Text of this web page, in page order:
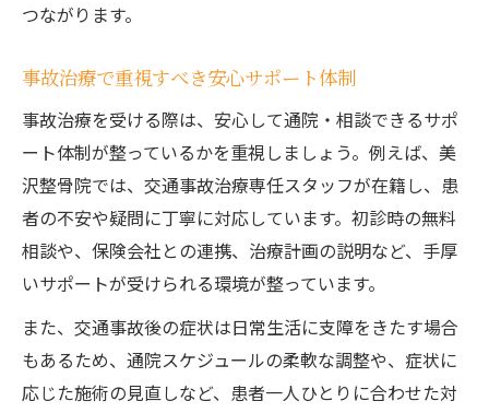
つながります。
事故治療で重視すべき安心サポート体制
事故治療を受ける際は、安心して通院・相談できるサポ
ート体制が整っているかを重視しましょう。例えば、美
沢整骨院では、交通事故治療専任スタッフが在籍し、患
者の不安や疑問に丁寧に対応しています。初診時の無料
相談や、保険会社との連携、治療計画の説明など、手厚
いサポートが受けられる環境が整っています。
また、交通事故後の症状は日常生活に支障をきたす場合
もあるため、通院スケジュールの柔軟な調整や、症状に
応じた施術の見直しなど、患者一人ひとりに合わせた対